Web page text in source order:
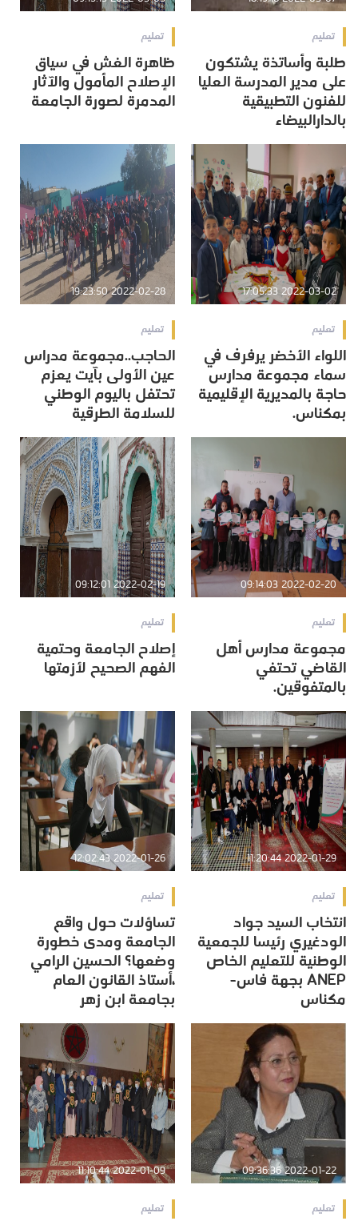
تعليم
طلبة وأساتذة يشتكون
على مدير المدرسة العليا
للفنون التطبيقية
بالدارالبيضاء
تعليم
ظاهرة الغش في سياق
الإصلاح المأمول والآثار
المدمرة لصورة الجامعة
2022-03-02 17:05:33
تعليم
اللواء الأخضر يرفرف في
سماء مجموعة مدارس
حاجة بالمديرية الإقليمية
بمكناس.
2022-02-28 19:23:50
تعليم
الحاجب..مجموعة مدراس
عين الأولى بآيت يعزم
تحتفل باليوم الوطني
للسلامة الطرقية
2022-02-20 09:14:03
تعليم
مجموعة مدارس أهل
القاضي تحتفي
بالمتفوقين.
2022-02-19 09:12:01
تعليم
إصلاح الجامعة وحتمية
الفهم الصحيح لأزمتها
2022-01-29 11:20:44
تعليم
انتخاب السيد جواد
الودغيري رئيسا للجمعية
الوطنية للتعليم الخاص
ANEP بجهة فاس-
مكناس
2022-01-26 12:02:43
تعليم
تساؤلات حول واقع
الجامعة ومدى خطورة
وضعها؟ الحسين الرامي
،أستاذ القانون العام
بجامعة ابن زهر
2022-01-22 09:36:36
تعليم
2022-01-09 11:10:44
تعليم